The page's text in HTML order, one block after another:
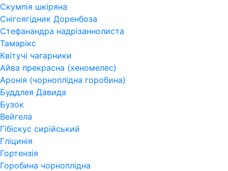
Скумпія шкіряна
Снігоягідник Доренбоза
Стефанандра надрізаннолиста
Тамарікс
Квітучі чагарники
Айва прекрасна (хеномелес)
Аронія (чорноплідна горобина)
Буддлея Давида
Бузок
Вейгела
Гібіскус сирійський
Гліцинія
Гортензія
Горобина чорноплідна